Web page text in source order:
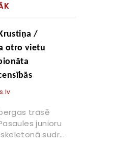
/
otro vietu
trasē
junioru
sudr...